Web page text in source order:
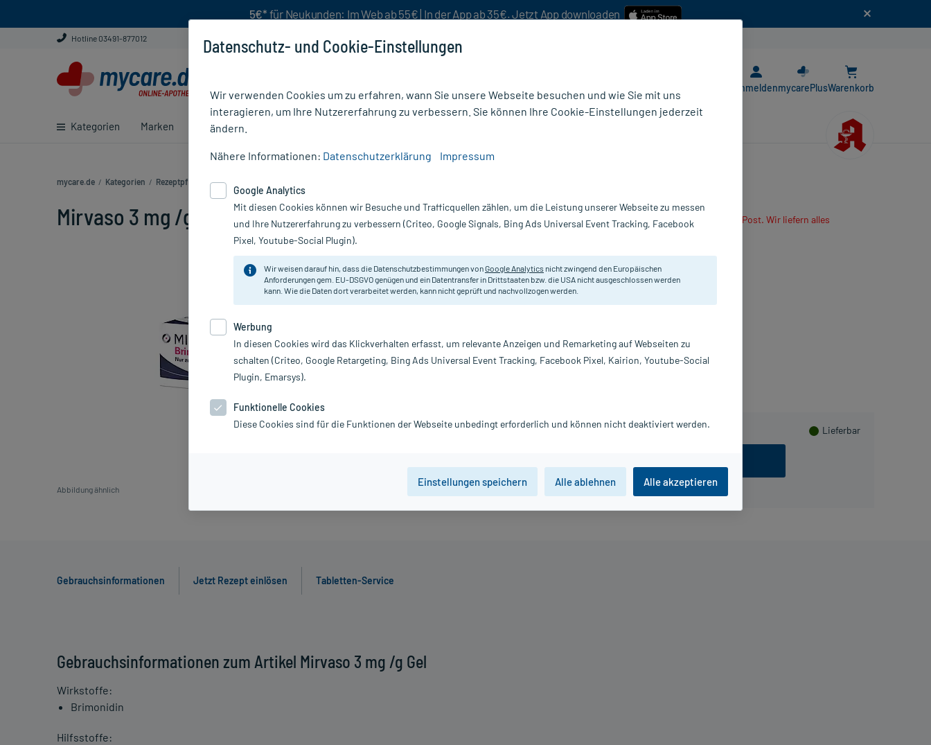
5€* für Neukunden: Im Web ab 55€ | In der App ab 35€. Jetzt App downloaden
Hotline 03491-877012
Kategorien Marken Ratgeber
AnmeldenmycarePlusWarenkorb
mycare.de / Kategorien / Rezeptpflichtige Medikamente
Mirvaso 3 mg /g Gel, 30 g
Abbildung ähnlich
76,70 €
Lieferbar
Scannen Sie Ihr E-Rezept in der mycare App oder senden es per Post. Wir liefern alles
versandkostenfrei* - inklusive Ihrer mitbestellten Produkte.
Darreichung:
Gel
Inhalt:
30 g
PZN:
Hersteller:
Galderma Laboratorium GmbH
Gebrauchsinformationen Jetzt Rezept einlösen Tabletten-Service
Gebrauchsinformationen zum Artikel Mirvaso 3 mg /g Gel
Wirkstoffe:
Brimonidin
Hilfsstoffe:
Datenschutz- und Cookie-Einstellungen
Wir verwenden Cookies um zu erfahren, wann Sie unsere Webseite besuchen und wie Sie mit uns
interagieren, um Ihre Nutzererfahrung zu verbessern. Sie können Ihre Cookie-Einstellungen jederzeit
ändern.
Nähere Informationen: Datenschutzerklärung Impressum
Google Analytics
Mit diesen Cookies können wir Besuche und Trafficquellen zählen, um die Leistung unserer Webseite zu messen
und Ihre Nutzererfahrung zu verbessern (Criteo, Google Signals, Bing Ads Universal Event Tracking, Facebook
Pixel, Youtube-Social Plugin).
Wir weisen darauf hin, dass die Datenschutzbestimmungen vonGoogle Analytics nicht zwingend den Europäischen
Anforderungen gem. EU-DSGVO genügen und ein Datentransfer in Drittstaaten bzw. die USA nicht ausgeschlossen werden
kann. Wie die Daten dort verarbeitet werden, kann nicht geprüft und nachvollzogen werden.
Werbung
In diesen Cookies wird das Klickverhalten erfasst, um relevante Anzeigen und Remarketing auf Webseiten zu
schalten (Criteo, Google Retargeting, Bing Ads Universal Event Tracking, Facebook Pixel, Kairion, Youtube-Social
Plugin, Emarsys).
Funktionelle Cookies
Diese Cookies sind für die Funktionen der Webseite unbedingt erforderlich und können nicht deaktiviert werden.
Einstellungen speichern Alle ablehnen Alle akzeptieren